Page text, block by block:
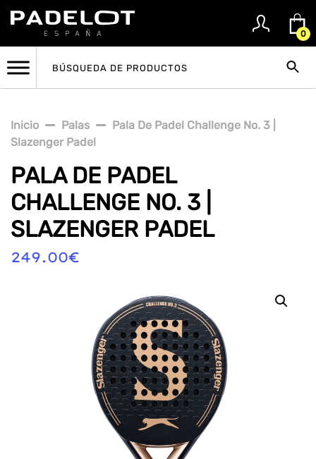
0
Inicio Palas
Pala De Padel Challenge No. 3 |
Slazenger Padel
PALA DE PADEL
CHALLENGE NO. 3 |
SLAZENGER PADEL
249.00€